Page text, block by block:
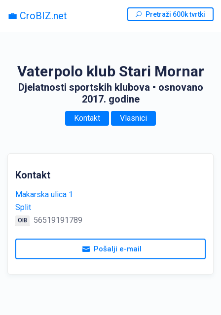
💼 CroBIZ.net Pretraži 600k tvrtki
Vaterpolo klub Stari Mornar
Djelatnosti sportskih klubova • osnovano
2017. godine
Kontakt Vlasnici
Kontakt
Makarska ulica 1
Split
OIB 56519191789
Pošalji e-mail